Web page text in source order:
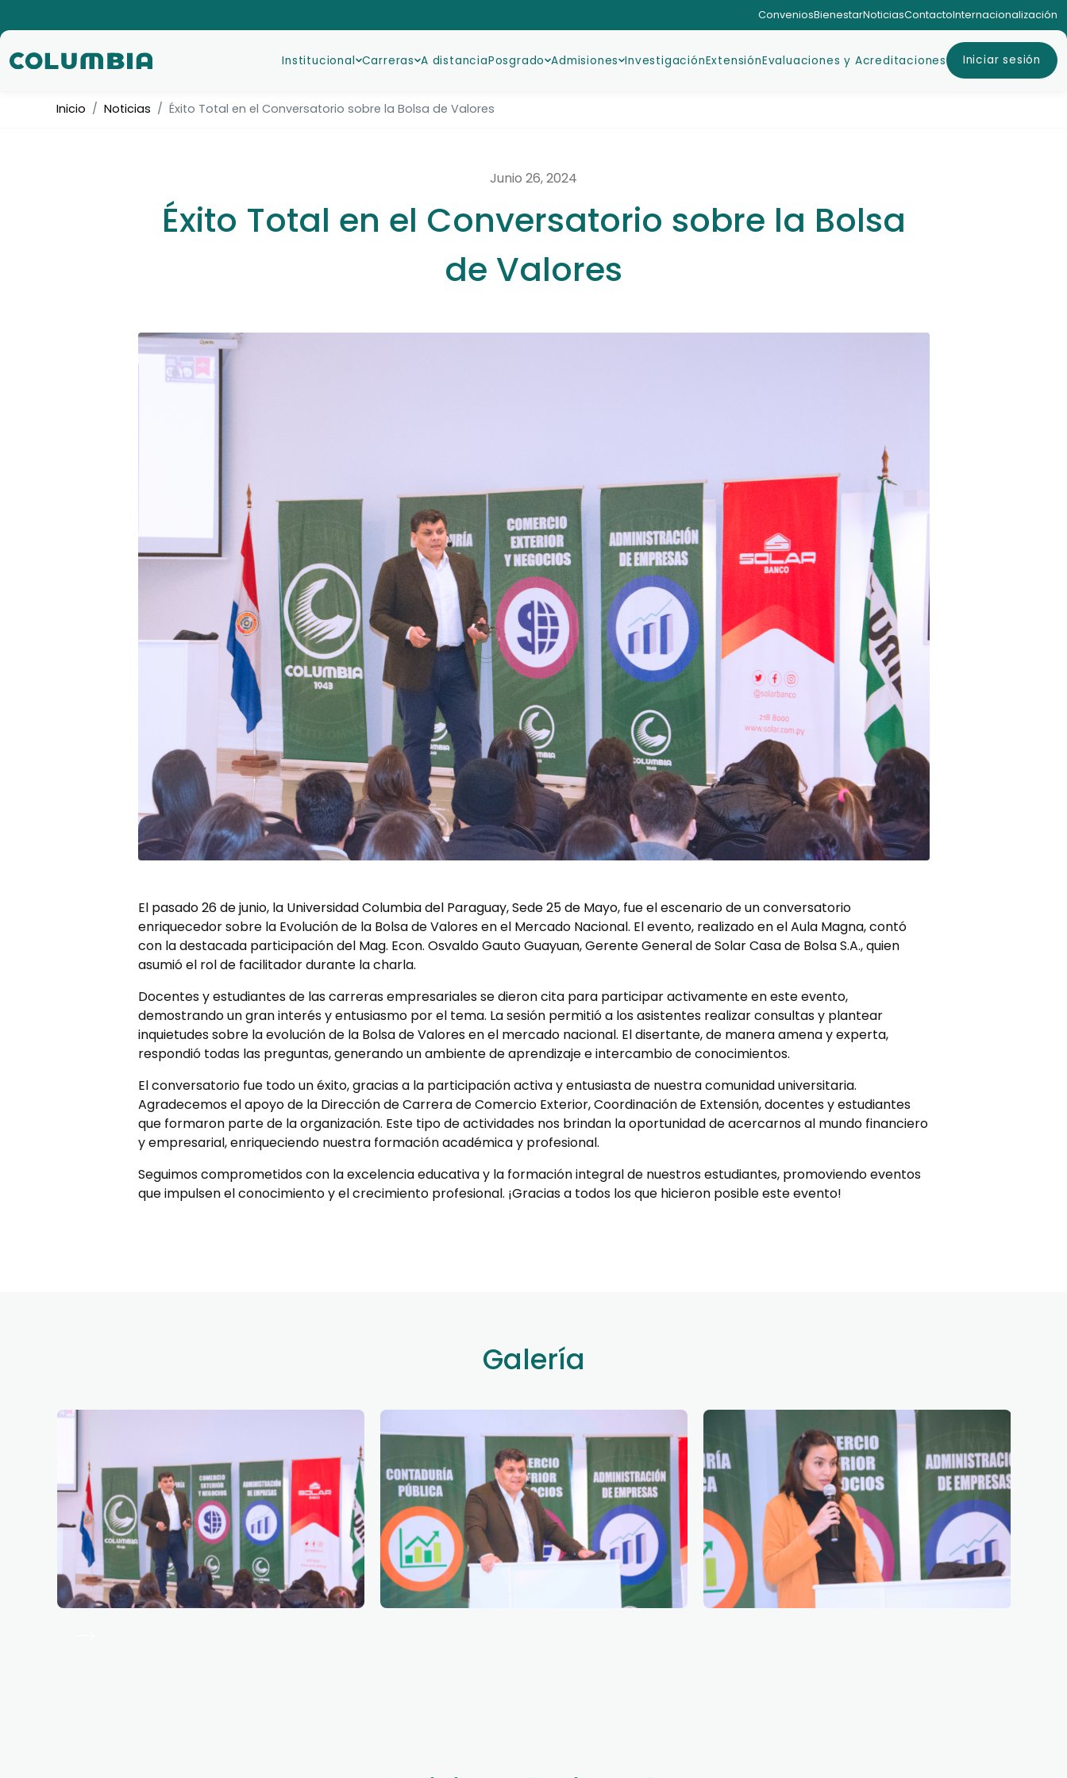
ConveniosBienestarNoticiasContactoInternacionalización
Institucional Carreras A distanciaPosgrado Admisiones InvestigaciónExtensiónEvaluaciones y Acreditaciones Iniciar sesión
Inicio Noticias Éxito Total en el Conversatorio sobre la Bolsa de Valores
Junio 26, 2024
Éxito Total en el Conversatorio sobre la Bolsa
de Valores
El pasado 26 de junio, la Universidad Columbia del Paraguay, Sede 25 de Mayo, fue el escenario de un conversatorio
enriquecedor sobre la Evolución de la Bolsa de Valores en el Mercado Nacional. El evento, realizado en el Aula Magna, contó
con la destacada participación del Mag. Econ. Osvaldo Gauto Guayuan, Gerente General de Solar Casa de Bolsa S.A., quien
asumió el rol de facilitador durante la charla.
Docentes y estudiantes de las carreras empresariales se dieron cita para participar activamente en este evento,
demostrando un gran interés y entusiasmo por el tema. La sesión permitió a los asistentes realizar consultas y plantear
inquietudes sobre la evolución de la Bolsa de Valores en el mercado nacional. El disertante, de manera amena y experta,
respondió todas las preguntas, generando un ambiente de aprendizaje e intercambio de conocimientos.
El conversatorio fue todo un éxito, gracias a la participación activa y entusiasta de nuestra comunidad universitaria.
Agradecemos el apoyo de la Dirección de Carrera de Comercio Exterior, Coordinación de Extensión, docentes y estudiantes
que formaron parte de la organización. Este tipo de actividades nos brindan la oportunidad de acercarnos al mundo financiero
y empresarial, enriqueciendo nuestra formación académica y profesional.
Seguimos comprometidos con la excelencia educativa y la formación integral de nuestros estudiantes, promoviendo eventos
que impulsen el conocimiento y el crecimiento profesional. ¡Gracias a todos los que hicieron posible este evento!
Galería